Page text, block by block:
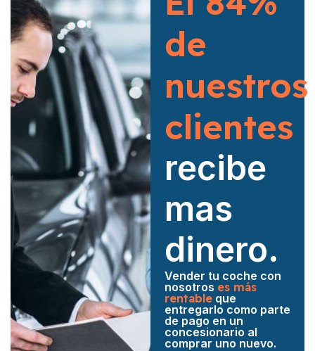
de
nuestros
clientes
recibe
mas
dinero.
Vender tu coche con
nosotros es más
rentableque
entregarlo como parte
de pago en un
concesionario al
comprar uno nuevo.